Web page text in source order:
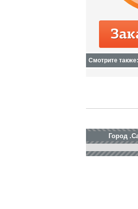
Смотрите также:
Город